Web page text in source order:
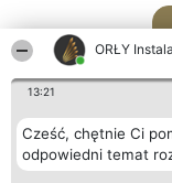
ORŁY
13:21
Cześć, chętnie Ci
odpowiedni temat